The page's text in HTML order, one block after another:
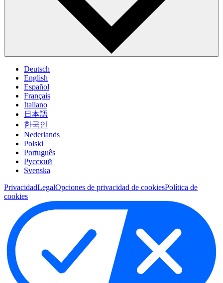
Deutsch
English
Español
Français
Italiano
日本語
한국인
Nederlands
Polski
Português
Pусский
Svenska
PrivacidadLegalOpciones de privacidad de cookiesPolítica de
cookies